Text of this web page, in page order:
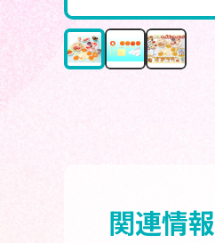
関連情報